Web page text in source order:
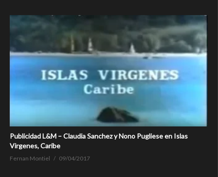
Publicidad L&M – Claudia Sanchez y Nono Pugliese en Islas
Virgenes, Caribe
Fernan Montiel 09/04/2017